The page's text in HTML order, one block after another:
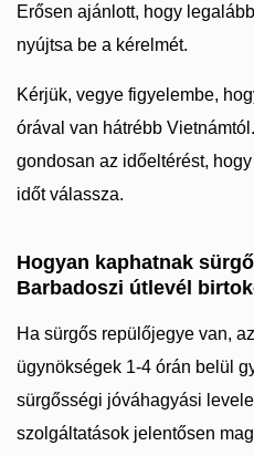
Erősen ajánlott, hogy
nyújtsa be a kérelmét.
Kérjük, vegye figyelembe,
órával van hátrébb
gondosan az időeltérést,
időt válassza.
Hogyan kaphatnak
Barbadoszi útlevél
Ha sürgős repülőjegye van,
ügynökségek 1-4 órán belül
sürgősségi jóváhagyási
szolgáltatások jelentősen